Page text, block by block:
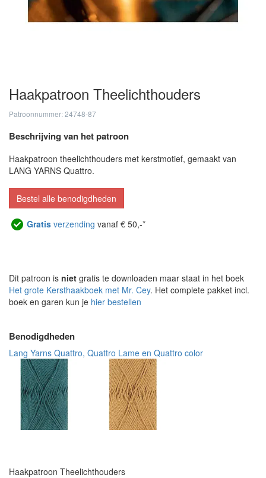
Haakpatroon Theelichthouders
Patroonnummer: 24748-87
Beschrijving van het patroon
Haakpatroon theelichthouders met kerstmotief, gemaakt van
LANG YARNS Quattro.
Bestel alle benodigdheden
Gratis verzending vanaf € 50,-*
Dit patroon is niet gratis te downloaden maar staat in het boek
Het grote Kersthaakboek met Mr. Cey. Het complete pakket incl.
boek en garen kun je hier bestellen
Benodigdheden
Lang Yarns Quattro, Quattro Lame en Quattro color
Haakpatroon Theelichthouders